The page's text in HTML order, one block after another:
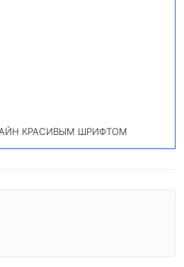
КРАСИВЫМ ШРИФТОМ